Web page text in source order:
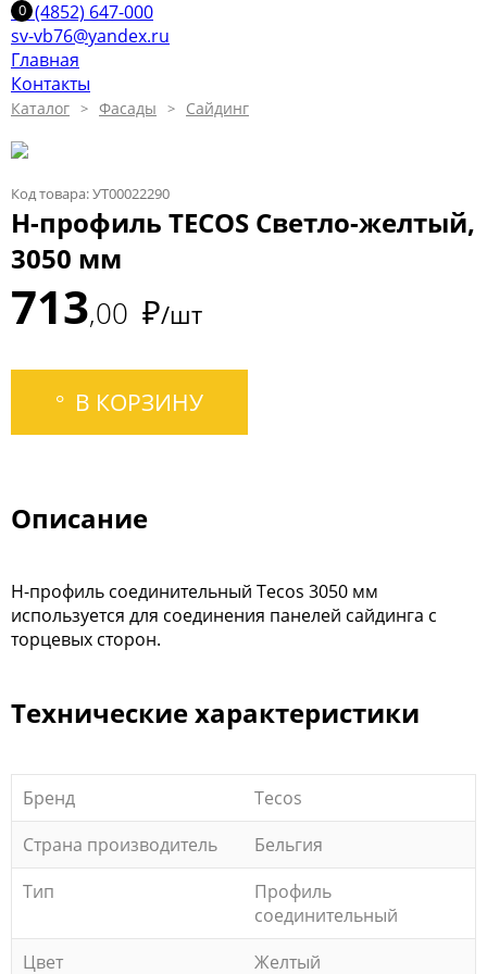
+7 (4852) 647-000
sv-vb76@yandex.ru
Главная
Контакты
Каталог Фасады Сайдинг
Код товара: УТ00022290
H-профиль TECOS Светло-желтый,
3050 мм
713 00 ₽/шт
В КОРЗИНУ
Описание
Н-профиль соединительный Tecos 3050 мм
используется для соединения панелей сайдинга с
торцевых сторон.
Технические характеристики
Бренд
Tecos
Страна производитель
Бельгия
Тип
Профиль
соединительный
Цвет
Желтый